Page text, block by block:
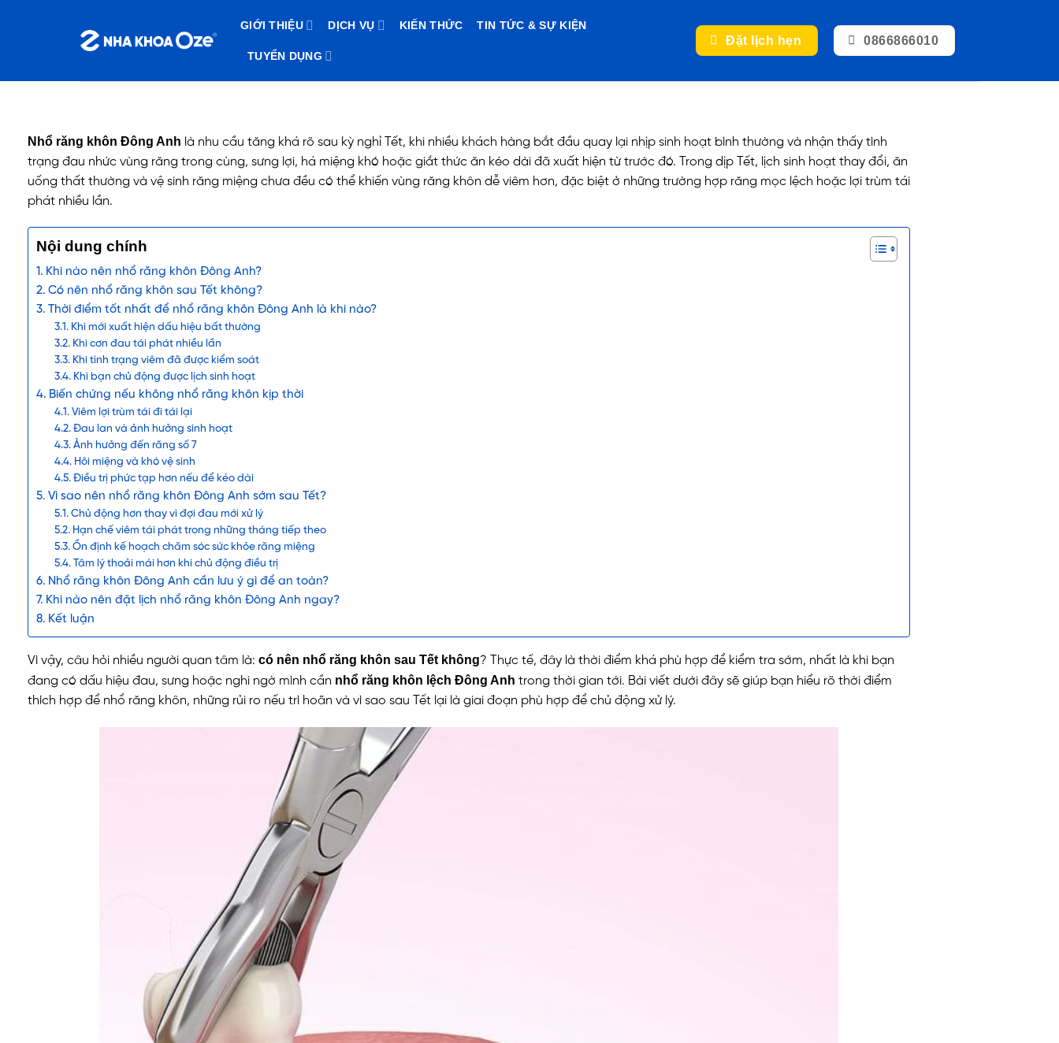
GIỚI THIỆU DỊCH VỤ KIẾN THỨC TIN TỨC & SỰ KIỆN
TUYỂN DỤNG
Đặt lịch hẹn 0866866010
Nhổ răng khôn Đông Anh là nhu cầu tăng khá rõ sau kỳ nghỉ Tết, khi nhiều khách hàng bắt đầu quay lại nhịp sinh hoạt bình thường và nhận thấy tình
trạng đau nhức vùng răng trong cùng, sưng lợi, há miệng khó hoặc giắt thức ăn kéo dài đã xuất hiện từ trước đó. Trong dịp Tết, lịch sinh hoạt thay đổi, ăn
uống thất thường và vệ sinh răng miệng chưa đều có thể khiến vùng răng khôn dễ viêm hơn, đặc biệt ở những trường hợp răng mọc lệch hoặc lợi trùm tái
phát nhiều lần.
Nội dung chính
Khi nào nên nhổ răng khôn Đông Anh?
Có nên nhổ răng khôn sau Tết không?
Thời điểm tốt nhất để nhổ răng khôn Đông Anh là khi nào?
Khi mới xuất hiện dấu hiệu bất thường
Khi cơn đau tái phát nhiều lần
Khi tình trạng viêm đã được kiểm soát
Khi bạn chủ động được lịch sinh hoạt
Biến chứng nếu không nhổ răng khôn kịp thời
Viêm lợi trùm tái đi tái lại
Đau lan và ảnh hưởng sinh hoạt
Ảnh hưởng đến răng số 7
Hôi miệng và khó vệ sinh
Điều trị phức tạp hơn nếu để kéo dài
Vì sao nên nhổ răng khôn Đông Anh sớm sau Tết?
Chủ động hơn thay vì đợi đau mới xử lý
Hạn chế viêm tái phát trong những tháng tiếp theo
Ổn định kế hoạch chăm sóc sức khỏe răng miệng
Tâm lý thoải mái hơn khi chủ động điều trị
Nhổ răng khôn Đông Anh cần lưu ý gì để an toàn?
Khi nào nên đặt lịch nhổ răng khôn Đông Anh ngay?
Kết luận
Vì vậy, câu hỏi nhiều người quan tâm là: có nên nhổ răng khôn sau Tết không? Thực tế, đây là thời điểm khá phù hợp để kiểm tra sớm, nhất là khi bạn
đang có dấu hiệu đau, sưng hoặc nghi ngờ mình cần nhổ răng khôn lệch Đông Anh trong thời gian tới. Bài viết dưới đây sẽ giúp bạn hiểu rõ thời điểm
thích hợp để nhổ răng khôn, những rủi ro nếu trì hoãn và vì sao sau Tết lại là giai đoạn phù hợp để chủ động xử lý.